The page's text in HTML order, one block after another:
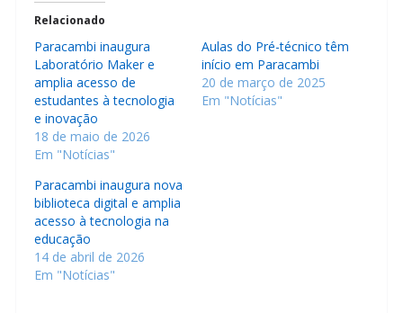
Relacionado
Paracambi inaugura
Laboratório Maker e
amplia acesso de
estudantes à tecnologia
e inovação
18 de maio de 2026
Em "Notícias"
Aulas do Pré-técnico têm
início em Paracambi
20 de março de 2025
Em "Notícias"
Paracambi inaugura nova
biblioteca digital e amplia
acesso à tecnologia na
educação
14 de abril de 2026
Em "Notícias"